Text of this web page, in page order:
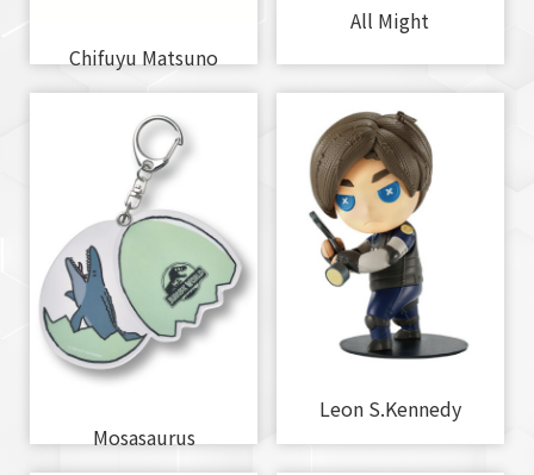
Chifuyu Matsuno
All Might
Mosasaurus
Leon S.Kennedy